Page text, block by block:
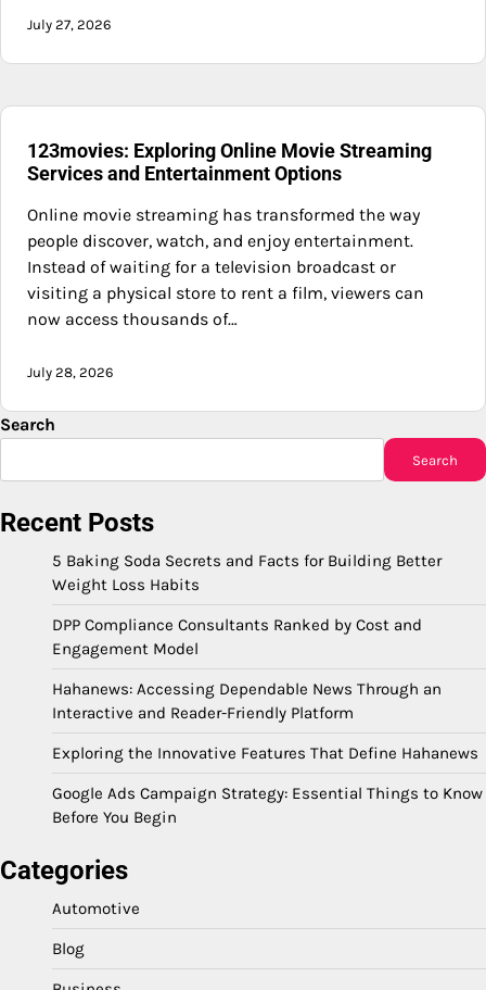
July 27, 2026
123movies: Exploring Online Movie Streaming
Services and Entertainment Options
Online movie streaming has transformed the way
people discover, watch, and enjoy entertainment.
Instead of waiting for a television broadcast or
visiting a physical store to rent a film, viewers can
now access thousands of…
July 28, 2026
Search
Search
Recent Posts
5 Baking Soda Secrets and Facts for Building Better
Weight Loss Habits
DPP Compliance Consultants Ranked by Cost and
Engagement Model
Hahanews: Accessing Dependable News Through an
Interactive and Reader-Friendly Platform
Exploring the Innovative Features That Define Hahanews
Google Ads Campaign Strategy: Essential Things to Know
Before You Begin
Categories
Automotive
Blog